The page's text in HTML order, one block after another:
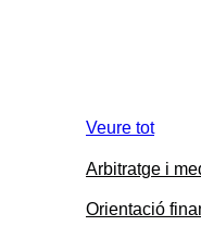
Veure tot
Arbitratge i
Orientació